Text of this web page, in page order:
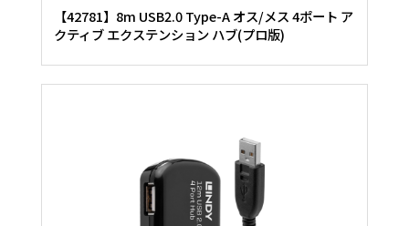
【42781】8m USB2.0 Type-A オス/メス 4ポート ア
クティブ エクステンション ハブ(プロ版)